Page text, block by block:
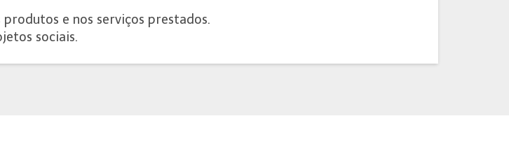
e nos serviços prestados.
sociais.